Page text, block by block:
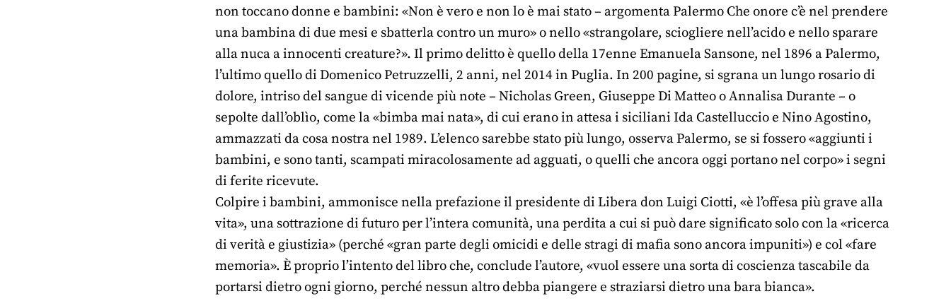
non toccano donne e bambini: «Non è vero e non lo è mai stato – argomenta Palermo Che onore c’è nel prendere
una bambina di due mesi e sbatterla contro un muro» o nello «strangolare, sciogliere nell’acido e nello sparare
alla nuca a innocenti creature?». Il primo delitto è quello della 17enne Emanuela Sansone, nel 1896 a Palermo,
l’ultimo quello di Domenico Petruzzelli, 2 anni, nel 2014 in Puglia. In 200 pagine, si sgrana un lungo rosario di
dolore, intriso del sangue di vicende più note – Nicholas Green, Giuseppe Di Matteo o Annalisa Durante – o
sepolte dall’oblìo, come la «bimba mai nata», di cui erano in attesa i siciliani Ida Castelluccio e Nino Agostino,
ammazzati da cosa nostra nel 1989. L’elenco sarebbe stato più lungo, osserva Palermo, se si fossero «aggiunti i
bambini, e sono tanti, scampati miracolosamente ad agguati, o quelli che ancora oggi portano nel corpo» i segni
di ferite ricevute.
Colpire i bambini, ammonisce nella prefazione il presidente di Libera don Luigi Ciotti, «è l’offesa più grave alla
vita», una sottrazione di futuro per l’intera comunità, una perdita a cui si può dare significato solo con la «ricerca
di verità e giustizia» (perché «gran parte degli omicidi e delle stragi di mafia sono ancora impuniti») e col «fare
memoria». È proprio l’intento del libro che, conclude l’autore, «vuol essere una sorta di coscienza tascabile da
portarsi dietro ogni giorno, perché nessun altro debba piangere e straziarsi dietro una bara bianca».